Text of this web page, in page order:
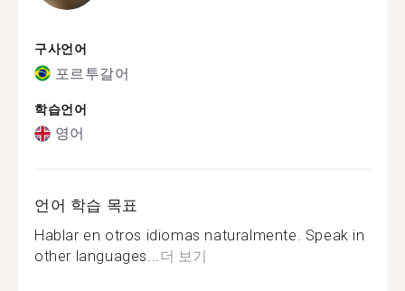
구사언어
포르투갈어
학습언어
영어
언어 학습 목표
Hablar en otros idiomas naturalmente. Speak in
other languages...더 보기